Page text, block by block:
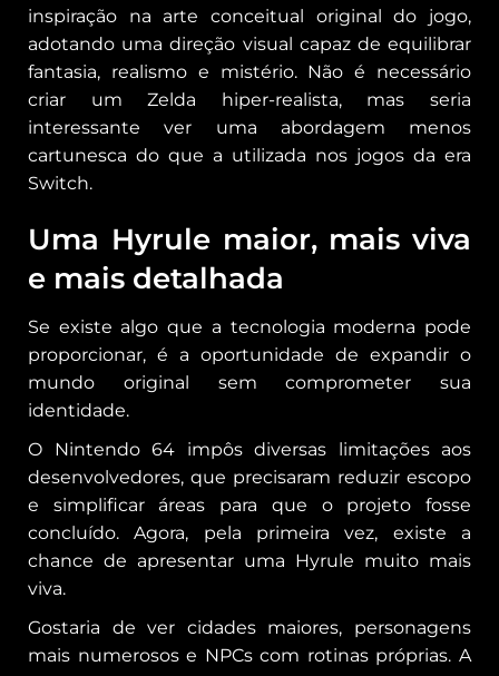
inspiração na arte conceitual original do jogo,
adotando uma direção visual capaz de equilibrar
fantasia, realismo e mistério. Não é necessário
criar um Zelda hiper-realista, mas seria
interessante ver uma abordagem menos
cartunesca do que a utilizada nos jogos da era
Switch.
Uma Hyrule maior, mais viva
e mais detalhada
Se existe algo que a tecnologia moderna pode
proporcionar, é a oportunidade de expandir o
mundo original sem comprometer sua
identidade.
O Nintendo 64 impôs diversas limitações aos
desenvolvedores, que precisaram reduzir escopo
e simplificar áreas para que o projeto fosse
concluído. Agora, pela primeira vez, existe a
chance de apresentar uma Hyrule muito mais
viva.
Gostaria de ver cidades maiores, personagens
mais numerosos e NPCs com rotinas próprias. A